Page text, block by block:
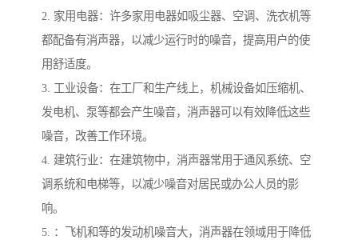
2. 家用电器：许多家用电器如吸尘器、空调、洗衣机等
都配备有消声器，以减少运行时的噪音，提高用户的使
用舒适度。
3. 工业设备：在工厂和生产线上，机械设备如压缩机、
发电机、泵等都会产生噪音，消声器可以有效降低这些
噪音，改善工作环境。
4. 建筑行业：在建筑物中，消声器常用于通风系统、空
调系统和电梯等，以减少噪音对居民或办公人员的影
响。
5. ：飞机和等的发动机噪音大，消声器在领域用于降低